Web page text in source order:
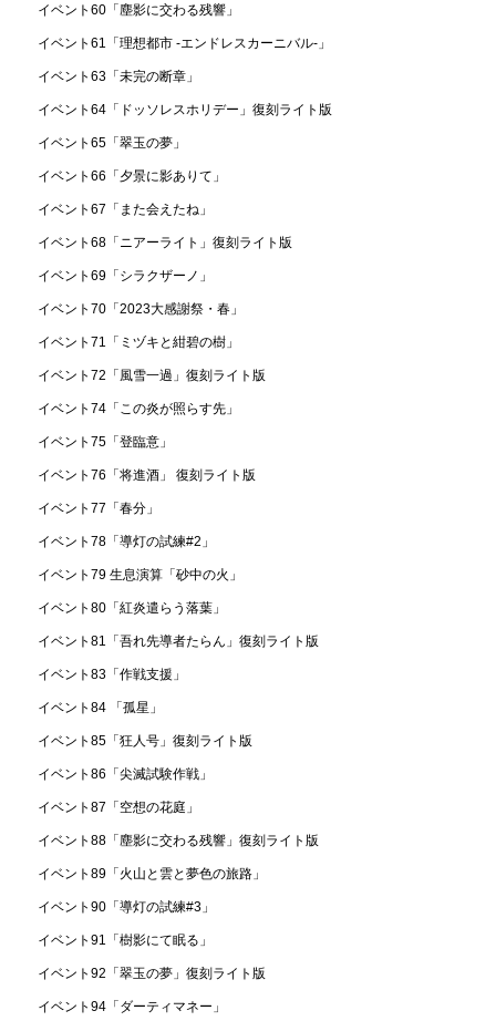
イベント60「塵影に交わる残響」
イベント61「理想都市 -エンドレスカーニバル-」
イベント63「未完の断章」
イベント64「ドッソレスホリデー」復刻ライト版
イベント65「翠玉の夢」
イベント66「夕景に影ありて」
イベント67「また会えたね」
イベント68「ニアーライト」復刻ライト版
イベント69「シラクザーノ」
イベント70「2023大感謝祭・春」
イベント71「ミヅキと紺碧の樹」
イベント72「風雪一過」復刻ライト版
イベント74「この炎が照らす先」
イベント75「登臨意」
イベント76「将進酒」 復刻ライト版
イベント77「春分」
イベント78「導灯の試練#2」
イベント79 生息演算「砂中の火」
イベント80「紅炎遣らう落葉」
イベント81「吾れ先導者たらん」復刻ライト版
イベント83「作戦支援」
イベント84 「孤星」
イベント85「狂人号」復刻ライト版
イベント86「尖滅試験作戦」
イベント87「空想の花庭」
イベント88「塵影に交わる残響」復刻ライト版
イベント89「火山と雲と夢色の旅路」
イベント90「導灯の試練#3」
イベント91「樹影にて眠る」
イベント92「翠玉の夢」復刻ライト版
イベント94「ダーティマネー」